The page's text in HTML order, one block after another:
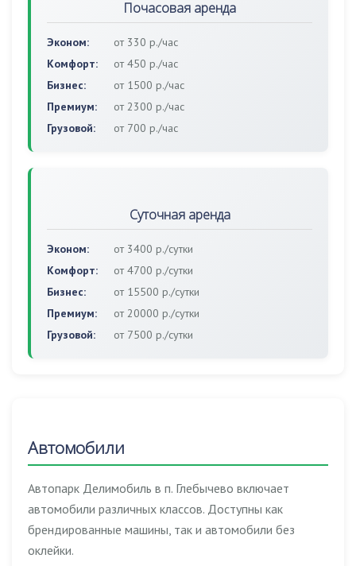
Почасовая аренда
Эконом:
от 330 р./час
Комфорт:
от 450 р./час
Бизнес:
от 1500 р./час
Премиум:
от 2300 р./час
Грузовой:
от 700 р./час
Суточная аренда
Эконом:
от 3400 р./сутки
Комфорт:
от 4700 р./сутки
Бизнес:
от 15500 р./сутки
Премиум:
от 20000 р./сутки
Грузовой:
от 7500 р./сутки
Автомобили
Автопарк Делимобиль в п. Глебычево включает
автомобили различных классов. Доступны как
брендированные машины, так и автомобили без
оклейки.